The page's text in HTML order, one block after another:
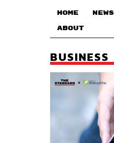
HOME NEWS
ABOUT
BUSINESS